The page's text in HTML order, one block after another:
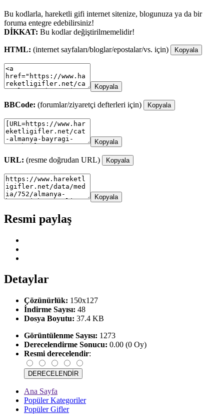
Bu kodlarla, hareketli gifi internet sitenize, blogunuza ya da bir
foruma entegre edebilirsiniz!
DİKKAT: Bu kodlar değiştirilmemelidir!
HTML: (internet sayfaları/bloglar/epostalar/vs. için) Kopyala
Kopyala
BBCode: (forumlar/ziyaretçi defterleri için) Kopyala
Kopyala
URL: (resme doğrudan URL) Kopyala
Kopyala
Resmi paylaş
Detaylar
Çözünürlük: 150x127
İndirme Sayısı: 48
Dosya Boyutu: 37.4 KB
Görüntülenme Sayısı: 1273
Derecelendirme Sonucu: 0.00 (0 Oy)
Resmi derecelendir:
Ana Sayfa
Popüler Kategoriler
Popüler Gifler